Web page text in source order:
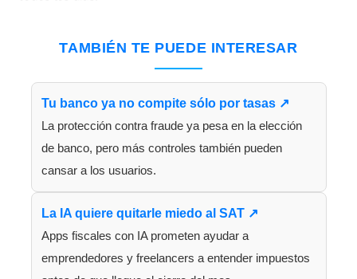
TAMBIÉN TE PUEDE INTERESAR
Tu banco ya no compite sólo por tasas ↗
La protección contra fraude ya pesa en la elección
de banco, pero más controles también pueden
cansar a los usuarios.
La IA quiere quitarle miedo al SAT ↗
Apps fiscales con IA prometen ayudar a
emprendedores y freelancers a entender impuestos